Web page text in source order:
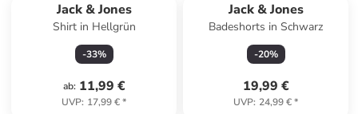
Jack & Jones
Shirt in Hellgrün
-33%
ab: 11,99 €
UVP: 17,99 €*
Jack & Jones
Badeshorts in Schwarz
-20%
19,99 €
UVP: 24,99 €*